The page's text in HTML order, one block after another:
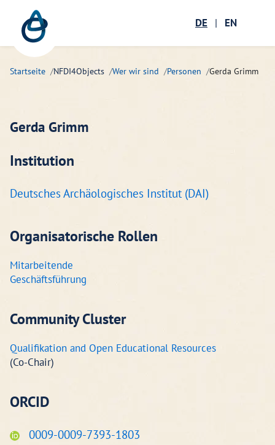
Zum Hauptinhalt springen
DE | EN
Startseite NFDI4Objects Wer wir sind Personen Gerda Grimm
Gerda Grimm
Institution
Deutsches Archäologisches Institut (DAI)
Organisatorische Rollen
Mitarbeitende
Geschäftsführung
Community Cluster
Qualifikation and Open Educational Resources
(Co-Chair)
ORCID
0009-0009-7393-1803